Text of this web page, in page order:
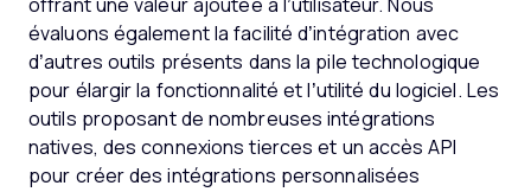
offrant une valeur ajoutée à l’utilisateur. Nous
évaluons également la facilité d’intégration avec
d’autres outils présents dans la pile technologique
pour élargir la fonctionnalité et l’utilité du logiciel. Les
outils proposant de nombreuses intégrations
natives, des connexions tierces et un accès API
pour créer des intégrations personnalisées